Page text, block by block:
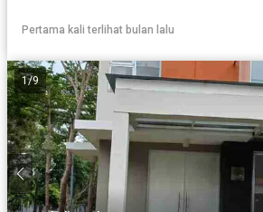
Pertama kali terlihat bulan lalu
1/9